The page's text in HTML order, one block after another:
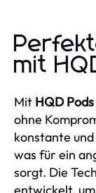
mit
Mit HQD Pods
ohne
konstante
was für ein
sorgt. Die